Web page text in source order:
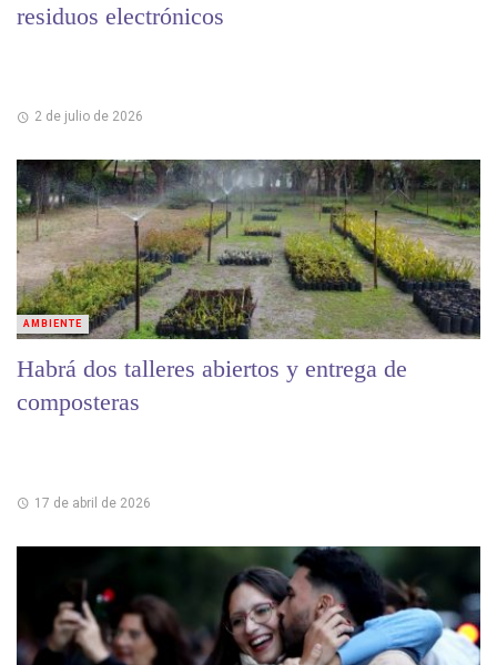
residuos electrónicos
2 de julio de 2026
Habrá dos talleres abiertos y entrega de
composteras
17 de abril de 2026
AMBIENTE